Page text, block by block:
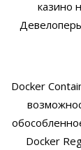
казино
Docker
Docker